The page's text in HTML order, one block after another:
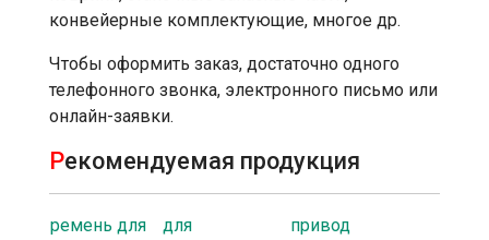
конвейерные комплектующие, многое др.
Чтобы оформить заказ, достаточно одного
телефонного звонка, электронного письмо или
онлайн-заявки.
Рекомендуемая продукция
ремень для
для
привод